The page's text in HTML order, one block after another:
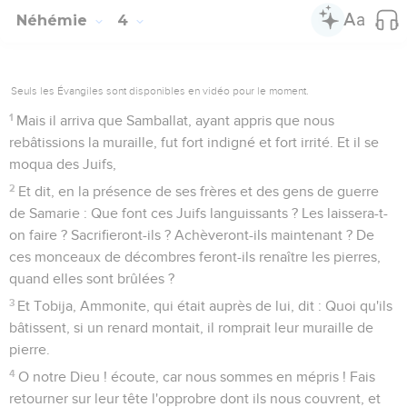
Néhémie 4
Seuls les Évangiles sont disponibles en vidéo pour le moment.
1 Mais il arriva que Samballat, ayant appris que nous
rebâtissions la muraille, fut fort indigné et fort irrité. Et il se
moqua des Juifs,
2 Et dit, en la présence de ses frères et des gens de guerre
de Samarie : Que font ces Juifs languissants ? Les laissera-t-
on faire ? Sacrifieront-ils ? Achèveront-ils maintenant ? De
ces monceaux de décombres feront-ils renaître les pierres,
quand elles sont brûlées ?
3 Et Tobija, Ammonite, qui était auprès de lui, dit : Quoi qu'ils
bâtissent, si un renard montait, il romprait leur muraille de
pierre.
4 O notre Dieu ! écoute, car nous sommes en mépris ! Fais
retourner sur leur tête l'opprobre dont ils nous couvrent, et